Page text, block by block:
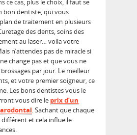
ce cas, plus le choix, il faut se
bon dentiste, qui vous
de traitement en plusieurs
des dents, soins des
au laser… voila votre
n’attendes pas de miracle si
change pas et que vous ne
brossages par jour. Le meilleur
et votre premier soigneur, ce
Les bons dentistes vous le
vous dire le prix d’un
. Sachant que chaque
différent et cela influe le